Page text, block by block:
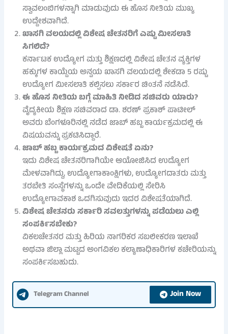
ಸ್ವಾವಲಂಬಿಗಳನ್ನಾಗಿ ಮಾಡುವುದು ಈ ಹೊಸ ನೀತಿಯ ಮುಖ್ಯ
ಉದ್ದೇಶವಾಗಿದೆ.
ಖಾಸಗಿ ವಲಯದಲ್ಲಿ ವಿಶೇಷ ಚೇತನರಿಗೆ ಎಷ್ಟು ಮೀಸಲಾತಿ
ಸಿಗಲಿದೆ?
ಕರ್ನಾಟಕ ಉದ್ಯೋಗ ಮತ್ತು ಶಿಕ್ಷಣದಲ್ಲಿ ವಿಶೇಷ ಚೇತನ ವ್ಯಕ್ತಿಗಳ
ಹಕ್ಕುಗಳ ಕಾಯ್ದೆಯ ಅನ್ವಯ ಖಾಸಗಿ ವಲಯದಲ್ಲಿ ಶೇಕಡಾ 5 ರಷ್ಟು
ಉದ್ಯೋಗ ಮೀಸಲಾತಿ ಕಲ್ಪಿಸಲು ಸರ್ಕಾರ ಚಿಂತನೆ ನಡೆಸಿದೆ.
ಈ ಹೊಸ ನೀತಿಯ ಬಗ್ಗೆ ಮಾಹಿತಿ ನೀಡಿದ ಸಚಿವರು ಯಾರು?
ವೈದ್ಯಕೀಯ ಶಿಕ್ಷಣ ಸಚಿವರಾದ ಡಾ. ಶರಣ್ ಪ್ರಕಾಶ್ ಪಾಟೀಲ್
ಅವರು ಬೆಂಗಳೂರಿನಲ್ಲಿ ನಡೆದ ಜಾಬ್ ಹಬ್ಬ ಕಾರ್ಯಕ್ರಮದಲ್ಲಿ ಈ
ವಿಷಯವನ್ನು ಪ್ರಕಟಿಸಿದ್ದಾರೆ.
ಜಾಬ್ ಹಬ್ಬ ಕಾರ್ಯಕ್ರಮದ ವಿಶೇಷತೆ ಏನು?
ಇದು ವಿಶೇಷ ಚೇತನರಿಗಾಗಿಯೇ ಆಯೋಜಿಸಿದ ಉದ್ಯೋಗ
ಮೇಳವಾಗಿದ್ದು, ಉದ್ಯೋಗಾಕಾಂಕ್ಷಿಗಳು, ಉದ್ಯೋಗದಾತರು ಮತ್ತು
ತರಬೇತಿ ಸಂಸ್ಥೆಗಳನ್ನು ಒಂದೇ ವೇದಿಕೆಯಲ್ಲಿ ಸೇರಿಸಿ
ಉದ್ಯೋಗಾವಕಾಶ ಒದಗಿಸುವುದು ಇದರ ವಿಶೇಷತೆಯಾಗಿದೆ.
ವಿಶೇಷ ಚೇತನರು ಸರ್ಕಾರಿ ಸವಲತ್ತುಗಳನ್ನು ಪಡೆಯಲು ಎಲ್ಲಿ
ಸಂಪರ್ಕಿಸಬೇಕು?
ವಿಕಲಚೇತನರ ಮತ್ತು ಹಿರಿಯ ನಾಗರಿಕರ ಸಬಲೀಕರಣ ಇಲಾಖೆ
ಅಥವಾ ಜಿಲ್ಲಾ ಮಟ್ಟದ ಅಂಗವಿಕಲ ಕಲ್ಯಾಣಾಧಿಕಾರಿಗಳ ಕಚೇರಿಯನ್ನು
ಸಂಪರ್ಕಿಸಬಹುದು.
Telegram Channel Join Now